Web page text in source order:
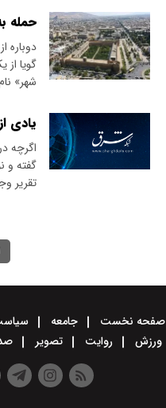
حمله
دوباره
گویا
شهر»
یادی
اگرچه
گفته و
تقریر
صفحه نخست جامعه
ورزش
روایت تصویر